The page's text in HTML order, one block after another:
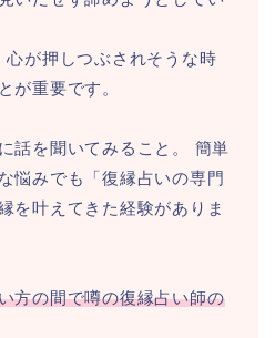
心が押しつぶされそうな時
が重要です。
話を聞いてみること。 簡単
悩みでも「復縁占いの専門
を叶えてきた経験がありま
方の間で噂の復縁占い師の